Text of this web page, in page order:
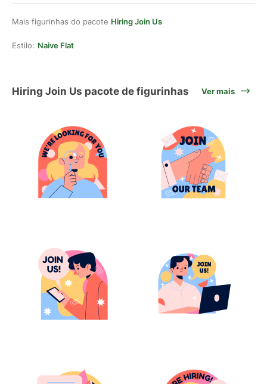
Mais figurinhas do pacote Hiring Join Us
Estilo: Naive Flat
Hiring Join Us pacote de figurinhas Ver mais